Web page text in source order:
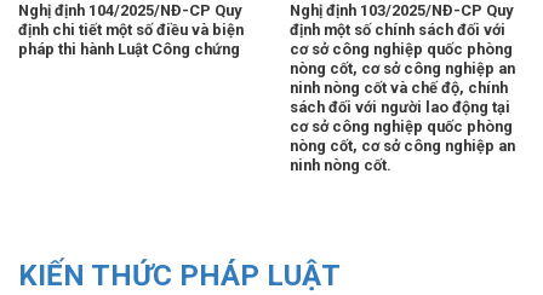
Nghị định 104/2025/NĐ-CP Quy
định chi tiết một số điều và biện
pháp thi hành Luật Công chứng
Nghị định 103/2025/NĐ-CP Quy
định một số chính sách đối với
cơ sở công nghiệp quốc phòng
nòng cốt, cơ sở công nghiệp an
ninh nòng cốt và chế độ, chính
sách đối với người lao động tại
cơ sở công nghiệp quốc phòng
nòng cốt, cơ sở công nghiệp an
ninh nòng cốt.
KIẾN THỨC PHÁP LUẬT